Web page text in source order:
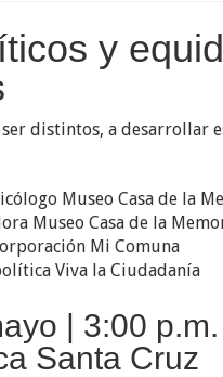
y
ser distintos, a desarrollar
Museo Casa de la
Museo Casa de la
Mi Comuna
Viva la Ciudadanía
| 3:00 p.m.
Santa Cruz